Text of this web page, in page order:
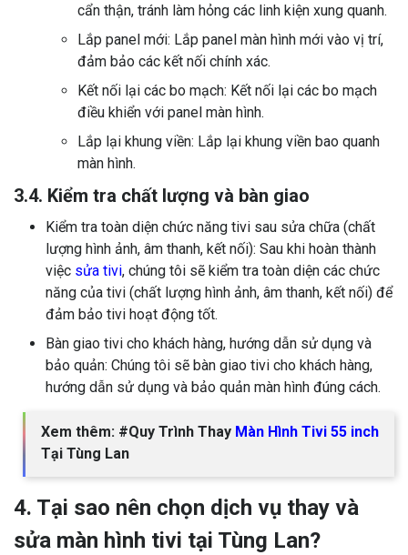
cẩn thận, tránh làm hỏng các linh kiện xung quanh.
Lắp panel mới: Lắp panel màn hình mới vào vị trí,
đảm bảo các kết nối chính xác.
Kết nối lại các bo mạch: Kết nối lại các bo mạch
điều khiển với panel màn hình.
Lắp lại khung viền: Lắp lại khung viền bao quanh
màn hình.
3.4. Kiểm tra chất lượng và bàn giao
Kiểm tra toàn diện chức năng tivi sau sửa chữa (chất
lượng hình ảnh, âm thanh, kết nối): Sau khi hoàn thành
việc sửa tivi, chúng tôi sẽ kiểm tra toàn diện các chức
năng của tivi (chất lượng hình ảnh, âm thanh, kết nối) để
đảm bảo tivi hoạt động tốt.
Bàn giao tivi cho khách hàng, hướng dẫn sử dụng và
bảo quản: Chúng tôi sẽ bàn giao tivi cho khách hàng,
hướng dẫn sử dụng và bảo quản màn hình đúng cách.
Xem thêm: #Quy Trình Thay Màn Hình Tivi 55 inch
Tại Tùng Lan
4. Tại sao nên chọn dịch vụ thay và
sửa màn hình tivi tại Tùng Lan?